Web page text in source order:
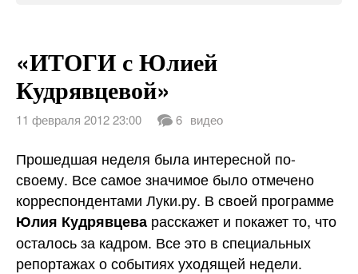
Слово Дело
Народные
«ИТОГИ с Юлией
Кудрявцевой»
11 февраля 2012 23:00 6 видео
Прошедшая неделя была интересной по-
своему. Все самое значимое было отмечено
корреспондентами Луки.ру. В своей программе
Юлия Кудрявцева расскажет и покажет то, что
осталось за кадром. Все это в специальных
репортажах о событияхуходящей недели.